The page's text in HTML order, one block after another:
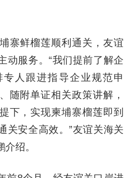
鲜榴莲顺利通关，友谊
动服务。“我们提前了解企
人跟进指导企业规范申
随附单证相关政策讲解，
下，实现柬埔寨榴莲即到
关安全高效。”友谊关海关
绍。